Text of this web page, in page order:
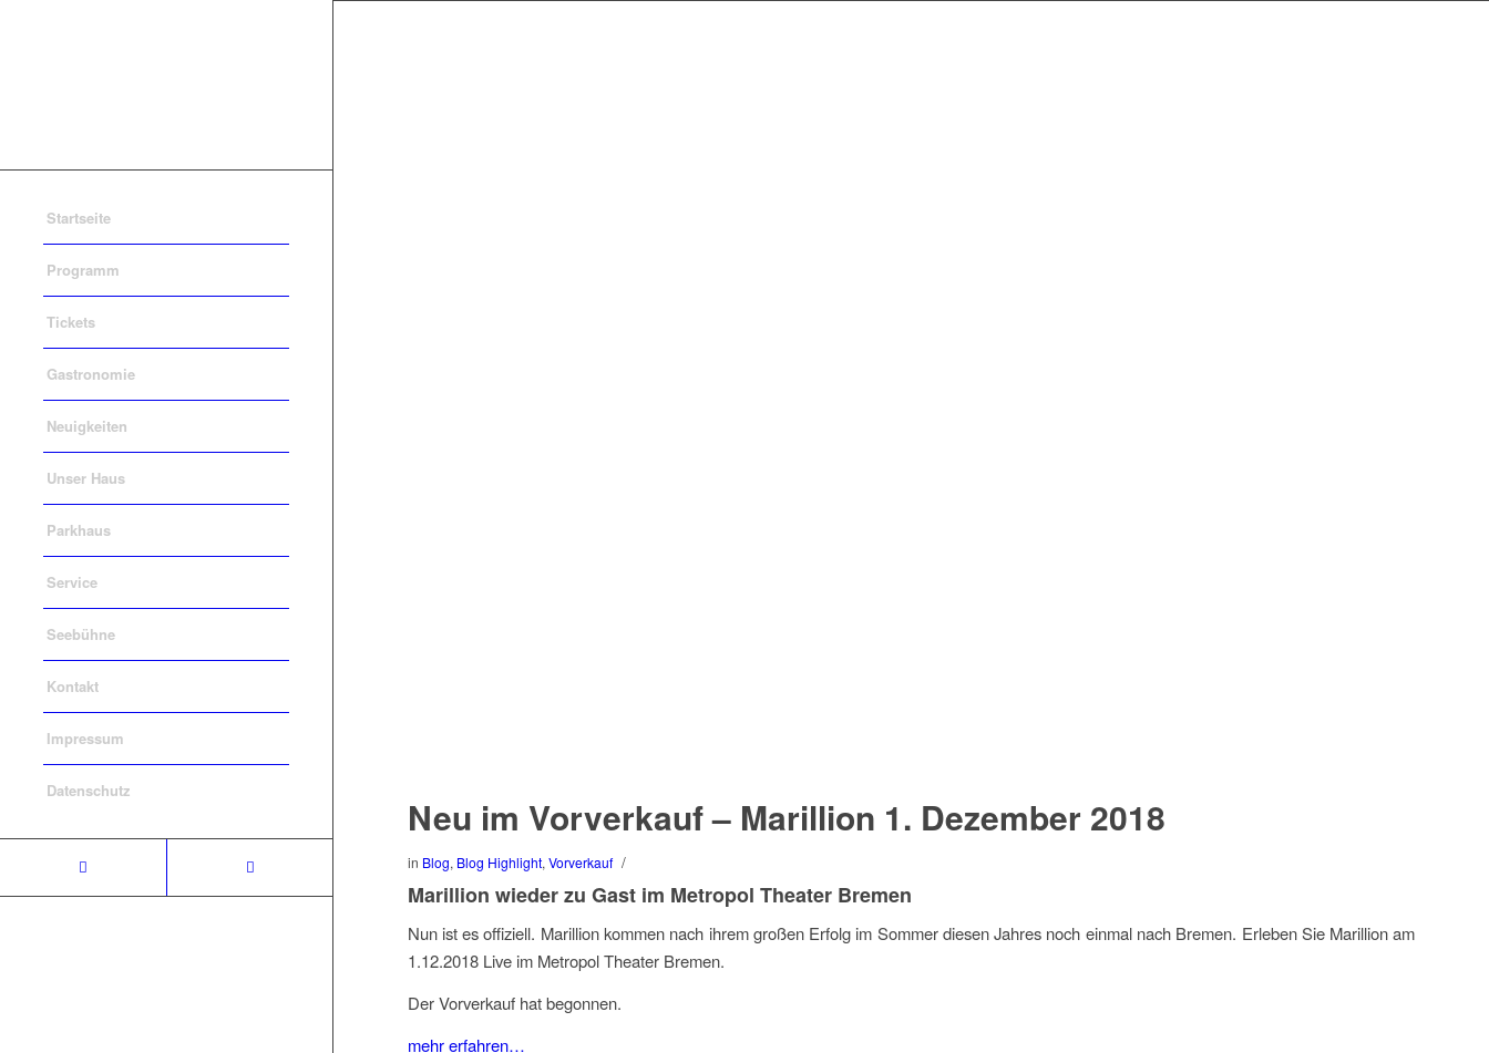
Startseite
Programm
Tickets
Gastronomie
Neuigkeiten
Unser Haus
Parkhaus
Service
Seebühne
Kontakt
Impressum
Datenschutz
Neu im Vorverkauf – Marillion 1. Dezember 2018
in Blog, Blog Highlight, Vorverkauf /
Marillion wieder zu Gast im Metropol Theater Bremen
Nun ist es offiziell. Marillion kommen nach ihrem großen Erfolg im Sommer diesen Jahres noch einmal nach Bremen. Erleben Sie Marillion am
1.12.2018 Live im Metropol Theater Bremen.
Der Vorverkauf hat begonnen.
mehr erfahren…